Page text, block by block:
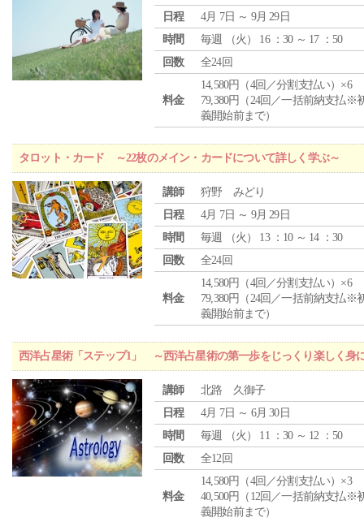
日程
4月 7日 ～ 9月 29日
時間
毎週 （火 ） 16 ：30 ～ 17 ：50
回数
全24回
料金
14,580円（4回／分割支払い）×6
79,380円（24回／一括前納支払※
義開始前まで）
タロット・カード ～22枚のメイン・カードについて詳しく学ぶ～
講師
狩野 みどり
日程
4月 7日 ～ 9月 29日
時間
毎週 （火 ） 13 ：10 ～ 14 ：30
回数
全24回
料金
14,580円（4回／分割支払い）×6
79,380円（24回／一括前納支払※
義開始前まで）
西洋占星術「ステップ1」 ～西洋占星術の第一歩をじっくり楽しく身
講師
北路 久御子
日程
4月 7日 ～ 6月 30日
時間
毎週 （火 ） 11 ：30 ～ 12 ：50
回数
全12回
料金
14,580円（4回／分割支払い）×3
40,500円（12回／一括前納支払※
義開始前まで）